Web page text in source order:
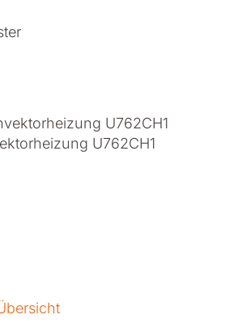
U762CH1